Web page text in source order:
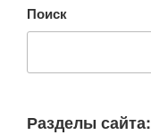
Поиск
Разделы сайта: